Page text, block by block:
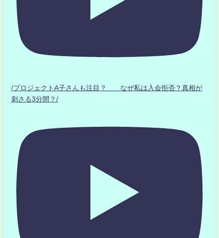
/プロジェクトA子さんも注目？ なぜ私は入会拒否？真相が
刺さる3分間？/